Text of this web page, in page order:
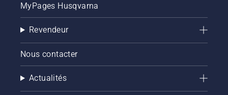
MyPages Husqvarna
Revendeur
Nous contacter
Actualités